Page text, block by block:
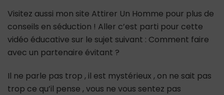
Visitez aussi mon site Attirer Un Homme pour plus de
conseils en séduction ! Aller c’est parti pour cette
vidéo éducative sur le sujet suivant : Comment faire
avec un partenaire évitant ?
Il ne parle pas trop , il est mystérieux , on ne sait pas
trop ce qu’il pense , vous ne vous sentez pas